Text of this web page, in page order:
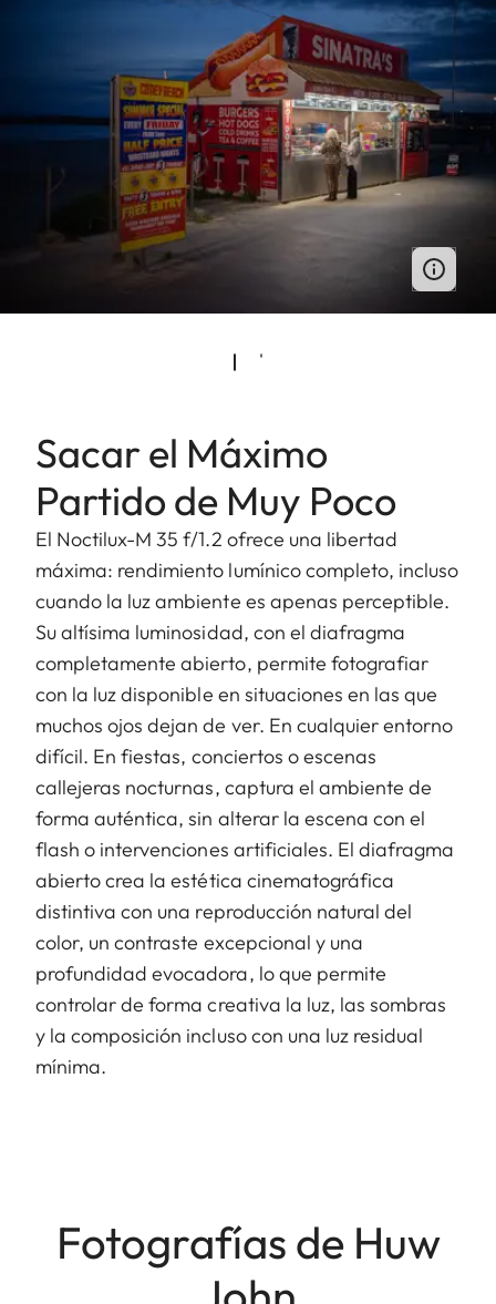
Sacar el Máximo
Partido de Muy Poco
El Noctilux-M 35 f/1.2 ofrece una libertad
máxima: rendimiento lumínico completo, incluso
cuando la luz ambiente es apenas perceptible.
Su altísima luminosidad, con el diafragma
completamente abierto, permite fotografiar
con la luz disponible en situaciones en las que
muchos ojos dejan de ver. En cualquier entorno
difícil. En fiestas, conciertos o escenas
callejeras nocturnas, captura el ambiente de
forma auténtica, sin alterar la escena con el
flash o intervenciones artificiales. El diafragma
abierto crea la estética cinematográfica
distintiva con una reproducción natural del
color, un contraste excepcional y una
profundidad evocadora, lo que permite
controlar de forma creativa la luz, las sombras
y la composición incluso con una luz residual
mínima.
Fotografías de Huw